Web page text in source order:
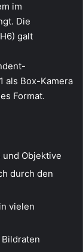
im
Die
galt
als Box-Kamera
Format.
und Objektive
durch den
vielen